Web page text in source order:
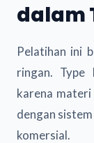
dalam
Pelatihan ini
ringan.
karena
dengan
komersial.